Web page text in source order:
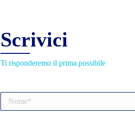
Scrivici
Ti risponderemo il prima possibile